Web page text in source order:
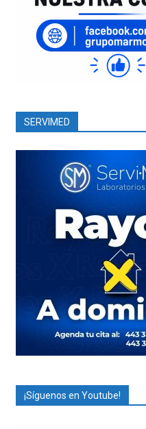
SERVIMED
¡Síguenos en Youtube!